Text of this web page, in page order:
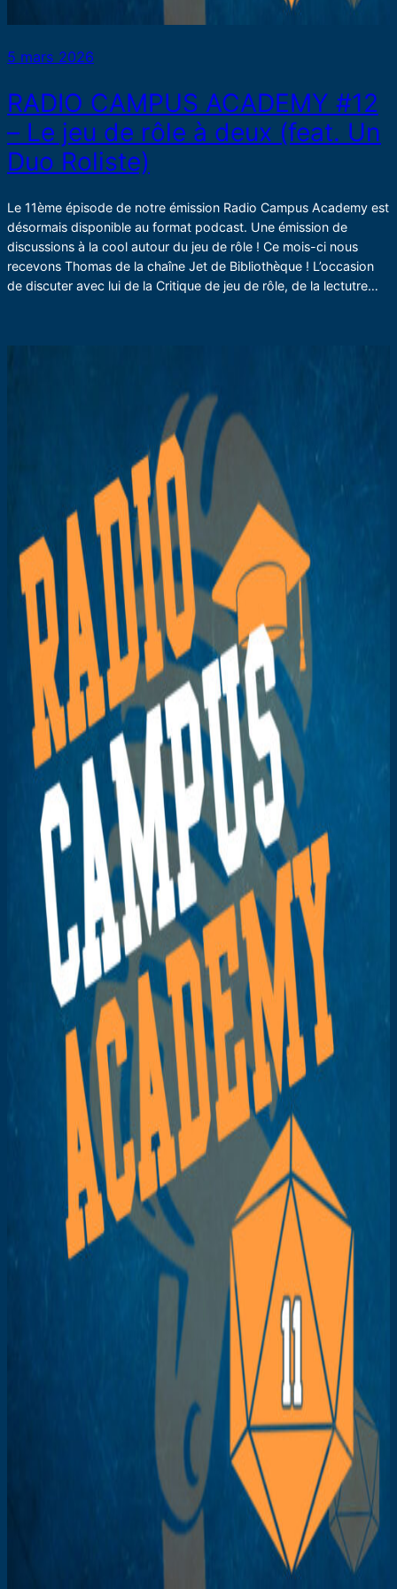
5 mars 2026
RADIO CAMPUS ACADEMY #12
– Le jeu de rôle à deux (feat. Un
Duo Roliste)
Le 11ème épisode de notre émission Radio Campus Academy est
désormais disponible au format podcast. Une émission de
discussions à la cool autour du jeu de rôle ! Ce mois-ci nous
recevons Thomas de la chaîne Jet de Bibliothèque ! L’occasion
de discuter avec lui de la Critique de jeu de rôle, de la lectutre…